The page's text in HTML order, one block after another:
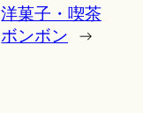
洋菓子・喫茶
ボンボン →